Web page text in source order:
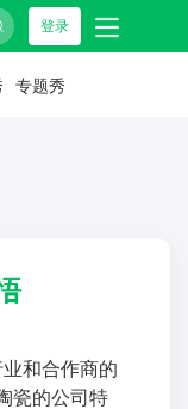
登录
专题秀
和合作商的
瓷的公司特